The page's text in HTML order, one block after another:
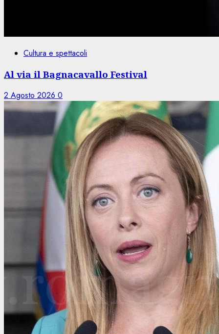
Cultura e spettacoli
Al via il Bagnacavallo Festival
2 Agosto 2026 0